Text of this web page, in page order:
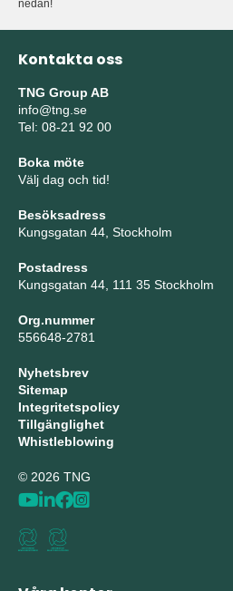
nedan!
Kontakta oss
TNG Group AB
info@tng.se
Tel: 08-21 92 00
Boka möte
Välj dag och tid!
Besöksadress
Kungsgatan 44, Stockholm
Postadress
Kungsgatan 44, 111 35 Stockholm
Org.nummer
556648-2781
Nyhetsbrev
Sitemap
Integritetspolicy
Tillgänglighet
Whistleblowing
© 2026 TNG